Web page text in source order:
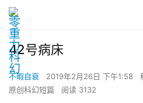
42号病床
不暇自衰 2019年2月26日 下午1:58
原创科幻短篇
阅读 3132